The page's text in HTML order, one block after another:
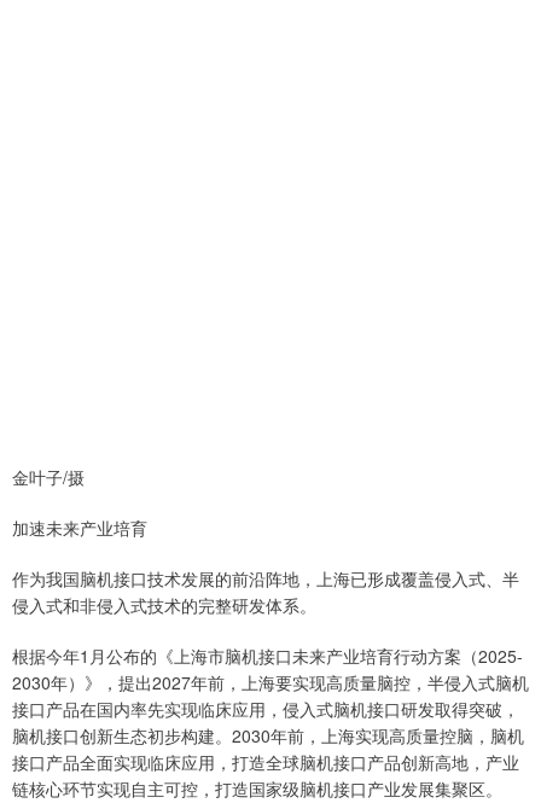
金叶子/摄
加速未来产业培育
作为我国脑机接口技术发展的前沿阵地，上海已形成覆盖侵入式、半
侵入式和非侵入式技术的完整研发体系。
根据今年1月公布的《上海市脑机接口未来产业培育行动方案（2025-
2030年）》，提出2027年前，上海要实现高质量脑控，半侵入式脑机
接口产品在国内率先实现临床应用，侵入式脑机接口研发取得突破，
脑机接口创新生态初步构建。2030年前，上海实现高质量控脑，脑机
接口产品全面实现临床应用，打造全球脑机接口产品创新高地，产业
链核心环节实现自主可控，打造国家级脑机接口产业发展集聚区。